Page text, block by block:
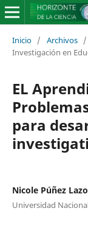
Inicio / Archivos /
Investigación en
EL
para
Nicole Púñez Lazo
Universidad